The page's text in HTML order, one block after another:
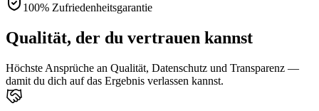
100% Zufriedenheitsgarantie
Qualität, der du vertrauen kannst
Höchste Ansprüche an Qualität, Datenschutz und Transparenz —
damit du dich auf das Ergebnis verlassen kannst.